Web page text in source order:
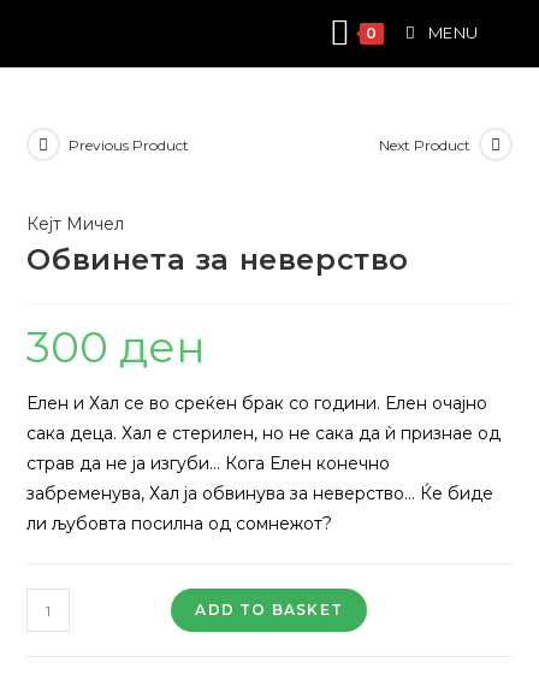
content
0 MENU
Previous Product Next Product
Кејт Мичел
Обвинета за неверство
300 ден
Елен и Хал се во среќен брак со години. Елен очајно
сака деца. Хал е стерилен, но не сака да ѝ признае од
страв да не ја изгуби… Кога Елен конечно
забременува, Хал ја обвинува за неверство… Ќе биде
ли љубовта посилна од сомнежот?
Обвинета
за
ADD TO BASKET